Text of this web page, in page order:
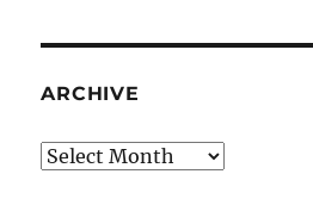
ARCHIVE
Archive